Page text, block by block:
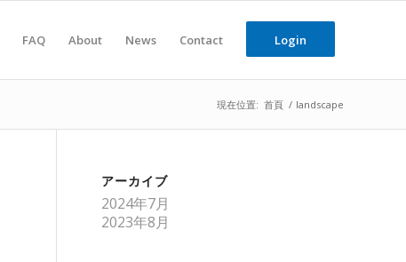
FAQ About News Contact Login
現在位置: 首頁 / landscape
アーカイブ
2024年7月
2023年8月